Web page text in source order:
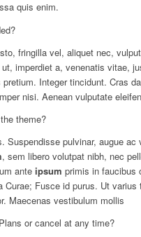
quis enim.
fringilla vel, aliquet nec,
imperdiet a, venenatis vitae,
pretium. Integer tincidunt. Cras
nisi. Aenean vulputate
theme?
Suspendisse pulvinar, augue ac
, sem libero volutpat nibh, nec
anteipsum primis in faucibus
Curae; Fusce id purus. Ut varius
Maecenas vestibulum mollis
or cancel at any time?